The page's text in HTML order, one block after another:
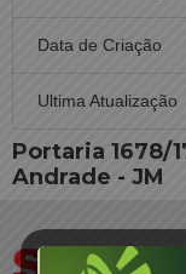
Data de Criação
Ultima Atualização
Portaria 1678/
Andrade - JM